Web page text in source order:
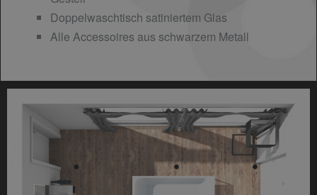
Doppelwaschtisch satiniertem Glas
Alle Accessoires aus schwarzem Metall